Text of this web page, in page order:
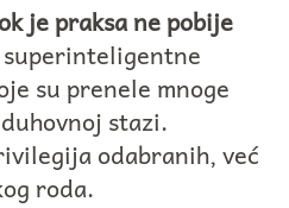
je praksa ne pobije
su prenele mnoge
stazi.
odabranih, već
roda.